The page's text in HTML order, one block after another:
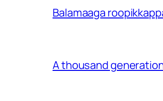
Balamaaga
A thousand